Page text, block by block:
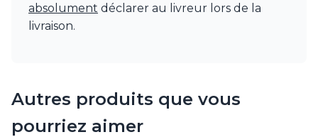
Watsberg
absolument déclarer au livreur lors de la
livraison.
Autres produits que vous
pourriez aimer